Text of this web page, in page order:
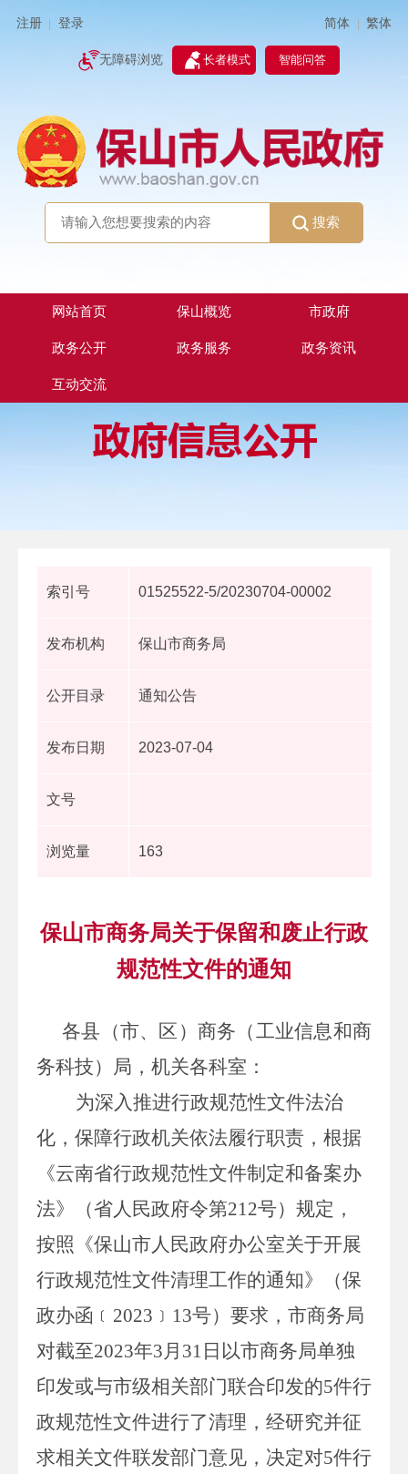
注册 登录 简体 | 繁体
无障碍浏览 长者模式 智能问答
搜索
网站首页 保山概览 市政府
政务公开 政务服务 政务资讯
互动交流
索引号 01525522-5/20230704-00002
发布机构 保山市商务局
公开目录 通知公告
发布日期 2023-07-04
文号
浏览量 163
保山市商务局关于保留和废止行政
规范性文件的通知
各县（市、区）商务（工业信息和商
务科技）局，机关各科室：
为深入推进行政规范性文件法治
化，保障行政机关依法履行职责，根据
《云南省行政规范性文件制定和备案办
法》（省人民政府令第212号）规定，
按照 《保山市人民政府办公室关于开展
行政规范性文件清理工作的通知》（保
政办函﹝ 2023 ﹞ 13号）要求，市商务局
对截至2023年3月 31 日以市商务局单独
印发或与市级相关部门联合印发的5件行
政规范性文件进行了清理，经研究并征
求相关文件联发部门意见，决定对5件行